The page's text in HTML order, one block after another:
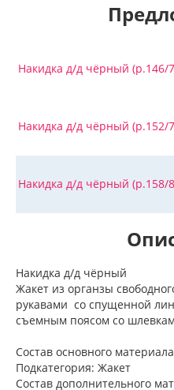
Накидка д/д чёрный (р.146/
Накидка д/д чёрный (р.152/
Накидка д/д чёрный (р.158/
Накидка д/д чёрный
Жакет из органзы
рукавами со спущенной
съемным поясом со
Состав основного
Подкатегория: Жакет
Состав дополнительного